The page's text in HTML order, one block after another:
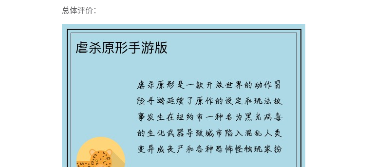
总体评价：